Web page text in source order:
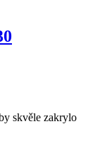
skvěle zakrylo